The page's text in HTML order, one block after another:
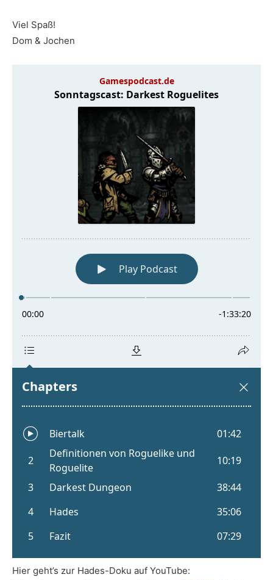
Viel Spaß!
Dom & Jochen
Hier geht’s zur Hades-Doku auf YouTube: